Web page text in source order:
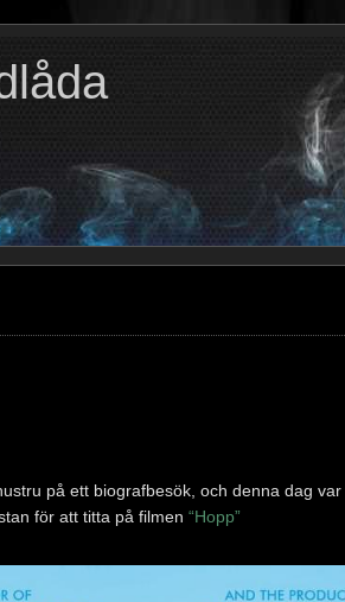
på ett biografbesök, och denna dag var
för att titta på filmen “Hopp”